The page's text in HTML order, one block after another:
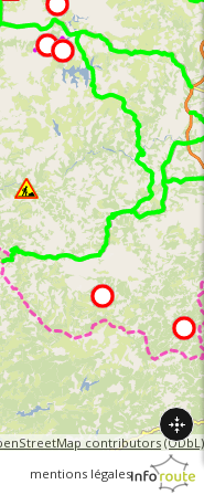
contributors (ODbL)
mentions légales